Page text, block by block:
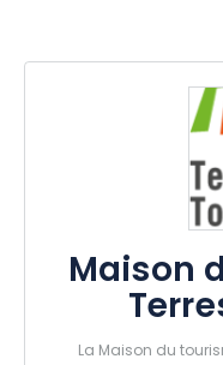
Maison
La Maison du